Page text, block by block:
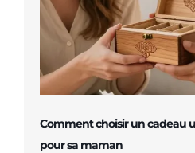
Comment choisir un cadeau
pour sa maman